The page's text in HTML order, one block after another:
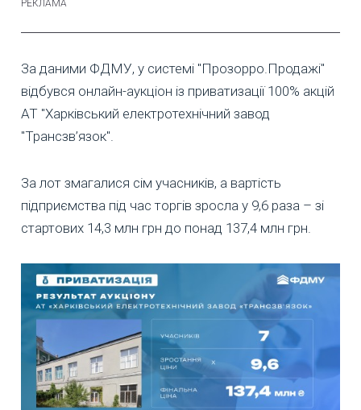
За даними ФДМУ, у системі "Прозорро.Продажі"
відбувся онлайн-аукціон із приватизації 100% акцій
АТ "Харківський електротехнічний завод
"Трансзв’язок".
За лот змагалися сім учасників, а вартість
підприємства під час торгів зросла у 9,6 раза – зі
стартових 14,3 млн грн до понад 137,4 млн грн.